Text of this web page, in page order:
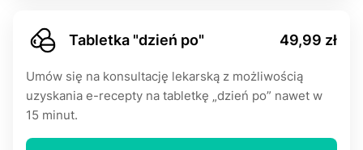
Tabletka "dzień po" 49,99 zł
Umów się na konsultację lekarską z możliwością
uzyskania e-rесерty na tabletkę „dzień po” nawet w
15 minut.